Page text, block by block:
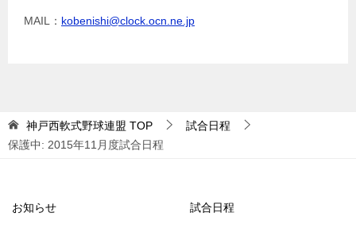
MAIL： kobenishi@clock.ocn.ne.jp
神戸西軟式野球連盟 TOP
試合日程
保護中: 2015年11月度試合日程
お知らせ 試合日程